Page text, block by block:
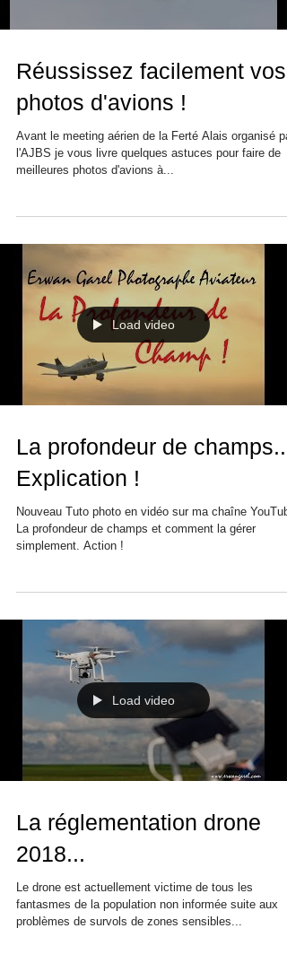
Réussissez facilement vos
photos d'avions !
Avant le meeting aérien de la Ferté Alais organisé
l'AJBS je vous livre quelques astuces pour faire de
meilleures photos d'avions à...
Load video
La profondeur de champs...
Explication !
Nouveau Tuto photo en vidéo sur ma chaîne
La profondeur de champs et comment la gérer
simplement. Action !
Load video
La réglementation drone
2018...
Le drone est actuellement victime de tous les
fantasmes de la population non informée suite aux
problèmes de survols de zones sensibles...